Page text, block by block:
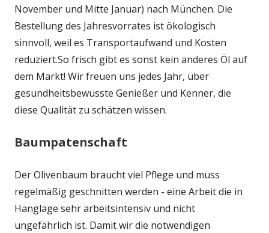
November und Mitte Januar) nach München. Die
Bestellung des Jahresvorrates ist ökologisch
sinnvoll, weil es Transportaufwand und Kosten
reduziert.So frisch gibt es sonst kein anderes Öl auf
dem Markt! Wir freuen uns jedes Jahr, über
gesundheitsbewusste Genießer und Kenner, die
diese Qualität zu schätzen wissen.
Baumpatenschaft
Der Olivenbaum braucht viel Pflege und muss
regelmäßig geschnitten werden - eine Arbeit die in
Hanglage sehr arbeitsintensiv und nicht
ungefährlich ist. Damit wir die notwendigen